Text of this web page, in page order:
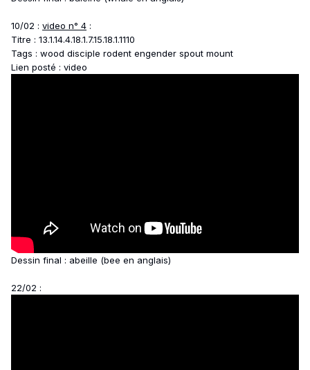
10/02 : video n° 4 :
Titre : 13.1.14.4.18.1.7.15.18.1.1110
Tags : wood disciple rodent engender spout mount
Lien posté : video
Dessin final : abeille (bee en anglais)
22/02 :